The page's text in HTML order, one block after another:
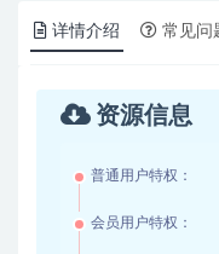
详情介绍 常见问
资源信息
普通用户特权：
会员用户特权：